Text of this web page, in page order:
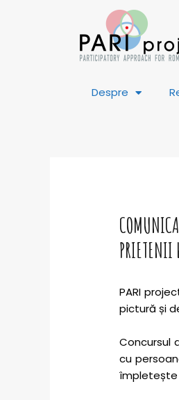
Despre
PARI
pictură și
Concursul
cu
împletește